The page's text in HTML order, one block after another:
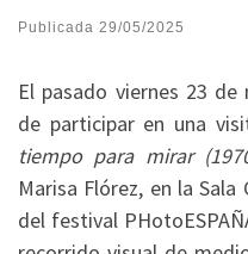
Publicada 29/05/2025
El pasado viernes 23
de participar en una
tiempo para mirar
Marisa Flórez, en la
del festival